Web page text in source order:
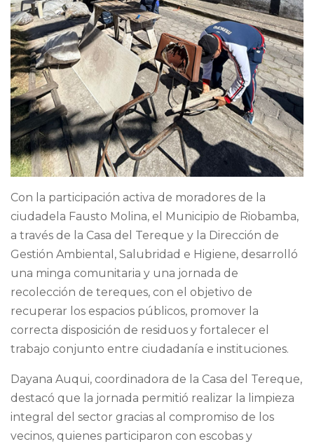
Con la participación activa de moradores de la
ciudadela Fausto Molina, el Municipio de Riobamba,
a través de la Casa del Tereque y la Dirección de
Gestión Ambiental, Salubridad e Higiene, desarrolló
una minga comunitaria y una jornada de
recolección de tereques, con el objetivo de
recuperar los espacios públicos, promover la
correcta disposición de residuos y fortalecer el
trabajo conjunto entre ciudadanía e instituciones.
Dayana Auqui, coordinadora de la Casa del Tereque,
destacó que la jornada permitió realizar la limpieza
integral del sector gracias al compromiso de los
vecinos, quienes participaron con escobas y